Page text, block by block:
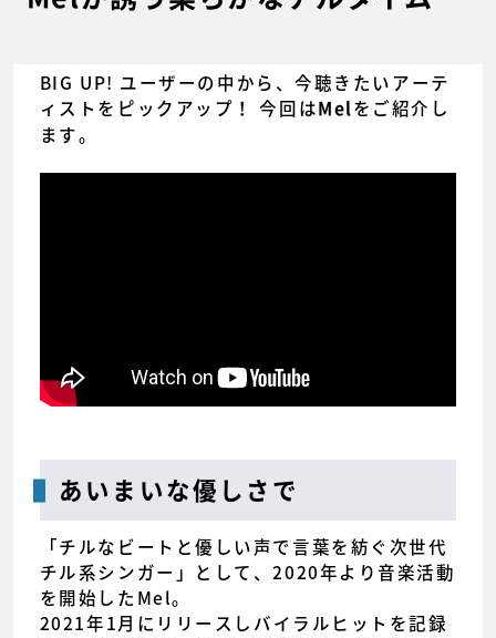
BIG UP! ユーザーの中から、今聴きたいアーテ
ィストをピックアップ！ 今回はMel をご紹介し
ます。
あいまいな優しさで
「チルなビートと優しい声で言葉を紡ぐ次世代
チル系シンガー」として、2020年より音楽活動
を開始したMel。
2021年1月にリリースしバイラルヒットを記録